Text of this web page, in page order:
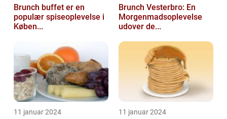
Brunch buffet er en
populær spiseoplevelse i
Køben...
Brunch Vesterbro: En
Morgenmadsoplevelse
udover de...
11 januar 2024 11 januar 2024